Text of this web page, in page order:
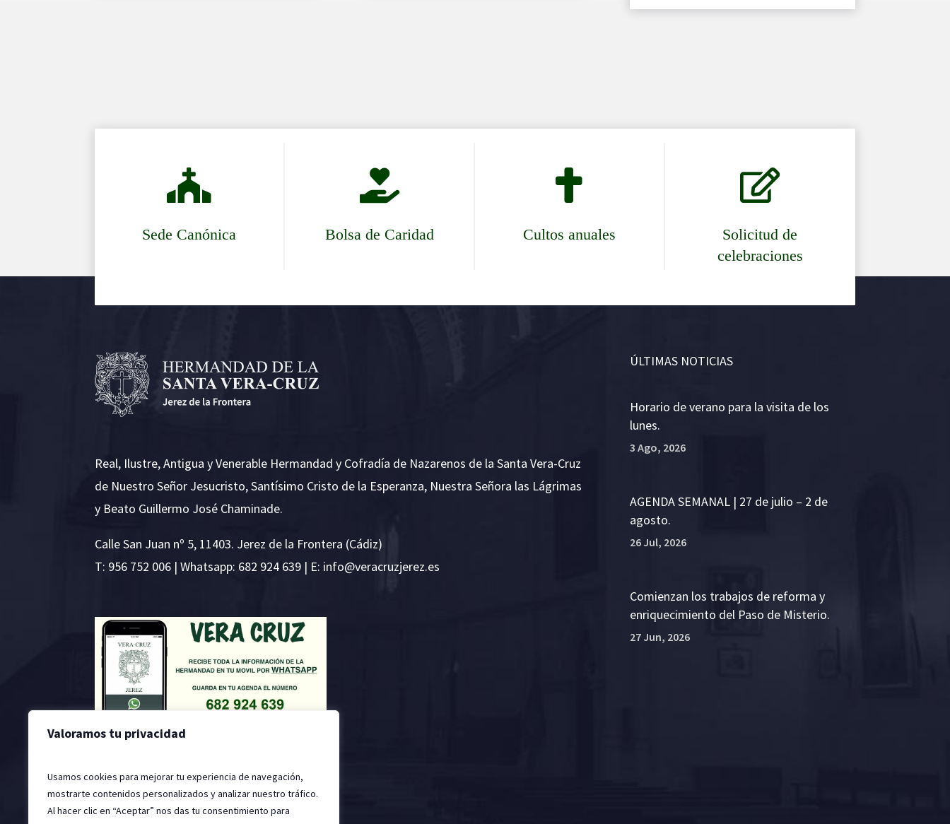
Valoramos tu privacidad
Usamos cookies para mejorar tu experiencia de navegación,
mostrarte contenidos personalizados y analizar nuestro tráfico.
Al hacer clic en “Aceptar” nos das tu consentimiento para

Sede Canónica

Bolsa de Caridad

Cultos anuales

Solicitud de
celebraciones
Real, Ilustre, Antigua y Venerable Hermandad y Cofradía de Nazarenos de la Santa Vera-Cruz
de Nuestro Señor Jesucristo, Santísimo Cristo de la Esperanza, Nuestra Señora las Lágrimas
y Beato Guillermo José Chaminade.
Calle San Juan nº 5, 11403. Jerez de la Frontera (Cádiz)
T: 956 752 006 | Whatsapp: 682 924 639 | E: se.ze
rejzu
rcare
v@ofn
i
ÚLTIMAS NOTICIAS
Horario de verano para la visita de los
lunes.
3 Ago, 2026
AGENDA SEMANAL | 27 de julio – 2 de
agosto.
26 Jul, 2026
Comienzan los trabajos de reforma y
enriquecimiento del Paso de Misterio.
27 Jun, 2026